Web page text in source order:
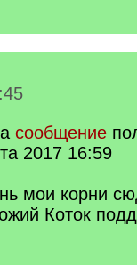
сообщение
2017 16:59
мои корни
Коток